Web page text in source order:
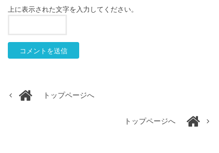
上に表示された文字を入力してください。
トップページへ
トップページへ